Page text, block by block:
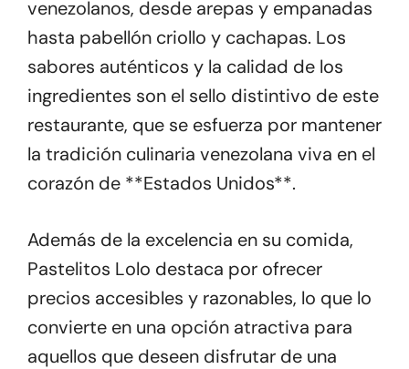
venezolanos, desde arepas y empanadas
hasta pabellón criollo y cachapas. Los
sabores auténticos y la calidad de los
ingredientes son el sello distintivo de este
restaurante, que se esfuerza por mantener
la tradición culinaria venezolana viva en el
corazón de **Estados Unidos**.
Además de la excelencia en su comida,
Pastelitos Lolo destaca por ofrecer
precios accesibles y razonables, lo que lo
convierte en una opción atractiva para
aquellos que deseen disfrutar de una